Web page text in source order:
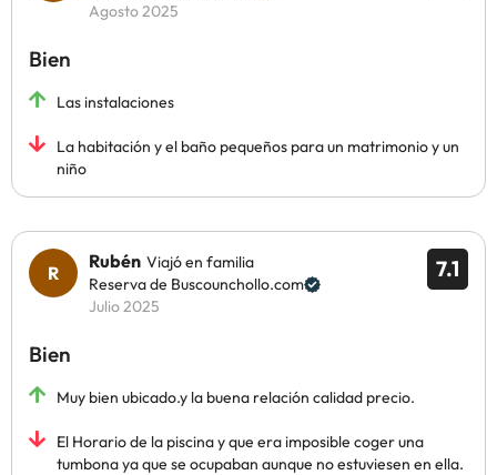
Agosto 2025
Bien
Las instalaciones
La habitación y el baño pequeños para un matrimonio y un
niño
7.1
Rubén Viajó en familia
Reserva de Buscounchollo.com
Julio 2025
Bien
Muy bien ubicado.y la buena relación calidad precio.
El Horario de la piscina y que era imposible coger una
tumbona ya que se ocupaban aunque no estuviesen en ella.